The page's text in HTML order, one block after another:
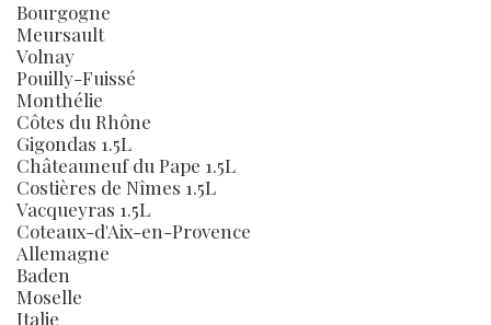
Bourgogne
Meursault
Volnay
Pouilly-Fuissé
Monthélie
Côtes du Rhône
Gigondas 1.5L
Châteauneuf du Pape 1.5L
Costières de Nîmes 1.5L
Vacqueyras 1.5L
Coteaux-d'Aix-en-Provence
Allemagne
Baden
Moselle
Italie